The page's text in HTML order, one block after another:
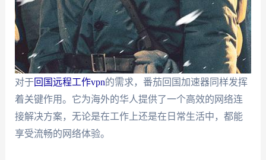
对于回国远程工作vpn的需求，番茄回国加速器同样发挥
着关键作用。它为海外的华人提供了一个高效的网络连
接解决方案，无论是在工作上还是在日常生活中，都能
享受流畅的网络体验。